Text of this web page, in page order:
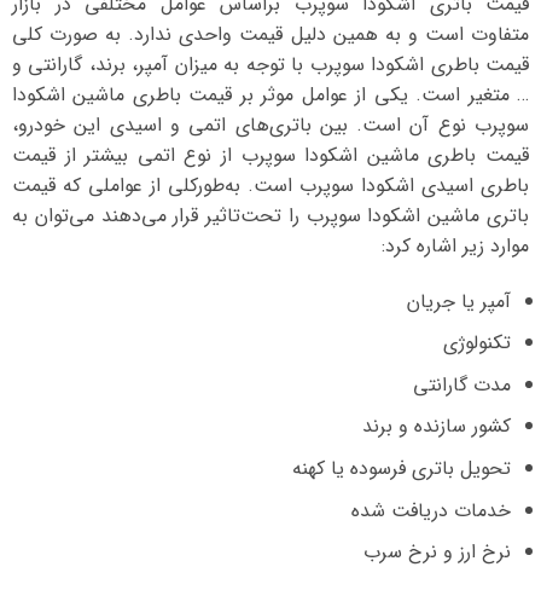
متفاوت است و به همین دلیل قیمت واحدی ندارد. به صورت کلی
قیمت باطری اشکودا سوپرب با توجه به میزان آمپر، برند، گارانتی و
… متغیر است. یکی از عوامل موثر بر قیمت باطری ماشین اشکودا
سوپرب نوع آن است. بین باتری‌های اتمی و اسیدی این خودرو،
قیمت باطری ماشین اشکودا سوپرب از نوع اتمی بیشتر از قیمت
باطری اسیدی اشکودا سوپرب است. به‌طورکلی از عواملی که قیمت
باتری ماشین اشکودا سوپرب را تحت‌تاثیر قرار می‌دهند می‌توان به
موارد زیر اشاره کرد:
آمپر یا جریان
تکنولوژی
مدت گارانتی
کشور سازنده و برند
تحویل باتری فرسوده یا کهنه
خدمات دریافت شده
نرخ ارز و نرخ سرب